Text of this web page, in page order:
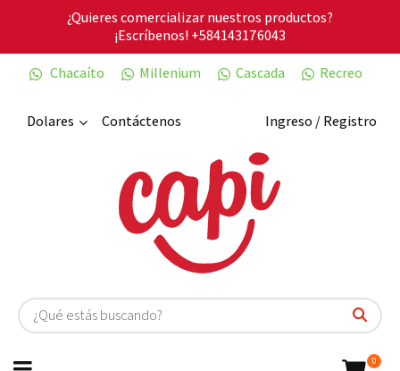
¿Quieres comercializar nuestros productos?
¡Escríbenos!+584143176043
Chacaíto
Millenium Cascada Recreo
Dolares Ingreso / Registro
Contáctenos
0